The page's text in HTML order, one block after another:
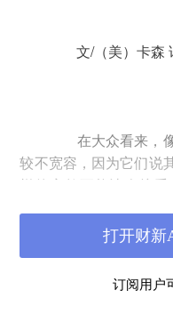
文/（美）卡
在大众看来，
较不宽容，因为它们说
样的宗教更能让人接
歪曲，认为佛教对其他
自由派基督教的扭曲一
基督教的“本质”。但是
他宗教都开放。当某
订阅用户
打开财新